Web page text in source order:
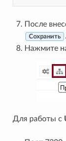
После
Сохранить
.
Нажмите
Для работы с